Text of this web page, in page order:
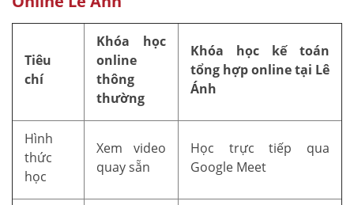
Tiêu
chí
Khóa học
online
thông
thường
Khóa học kế toán
tổng hợp online tại Lê
Ánh
Hình
thức
học
Xem video
quay sẵn
Học trực tiếp qua
Google Meet